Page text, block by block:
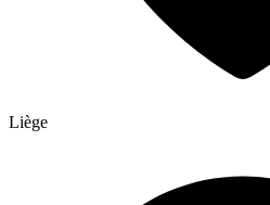
Liège